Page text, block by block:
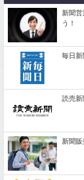
新聞
う！
毎日新
読売新
新聞